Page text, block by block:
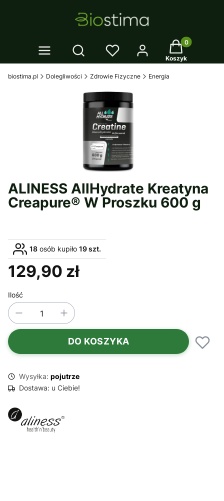
Otwórz wyszukiwarkę Twój koszyk:
Koszyk
biostima.pl Dolegliwości Zdrowie Fizyczne Energia
ALINESS AllHydrate Kreatyna
Creapure® W Proszku 600 g
18 osób kupiło 19 szt.
Cena
129,90 zł
Ilość
DO KOSZYKA
Wysyłka: pojutrze
Dostawa: u Ciebie!